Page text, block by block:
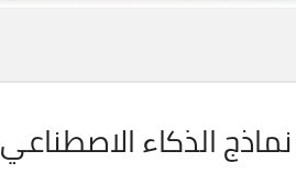
الذكاء الاصطناعي